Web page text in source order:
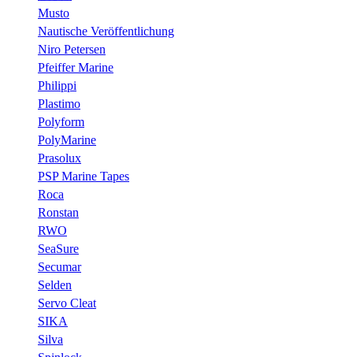
Musto
Nautische Veröffentlichung
Niro Petersen
Pfeiffer Marine
Philippi
Plastimo
Polyform
PolyMarine
Prasolux
PSP Marine Tapes
Roca
Ronstan
RWO
SeaSure
Secumar
Selden
Servo Cleat
SIKA
Silva